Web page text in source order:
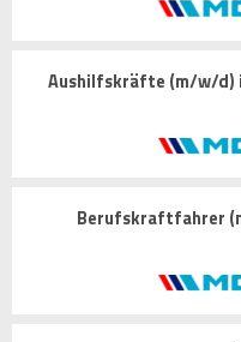
Aushilfskräfte (m/w/d)
Berufskraftfahrer